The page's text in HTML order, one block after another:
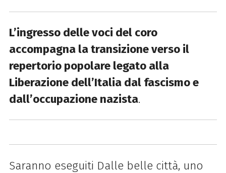
L’ingresso delle voci del coro
accompagna la transizione verso il
repertorio popolare legato alla
Liberazionedell’Italia dal fascismo e
dall’occupazione nazista.
Saranno eseguiti Dalle belle città, uno